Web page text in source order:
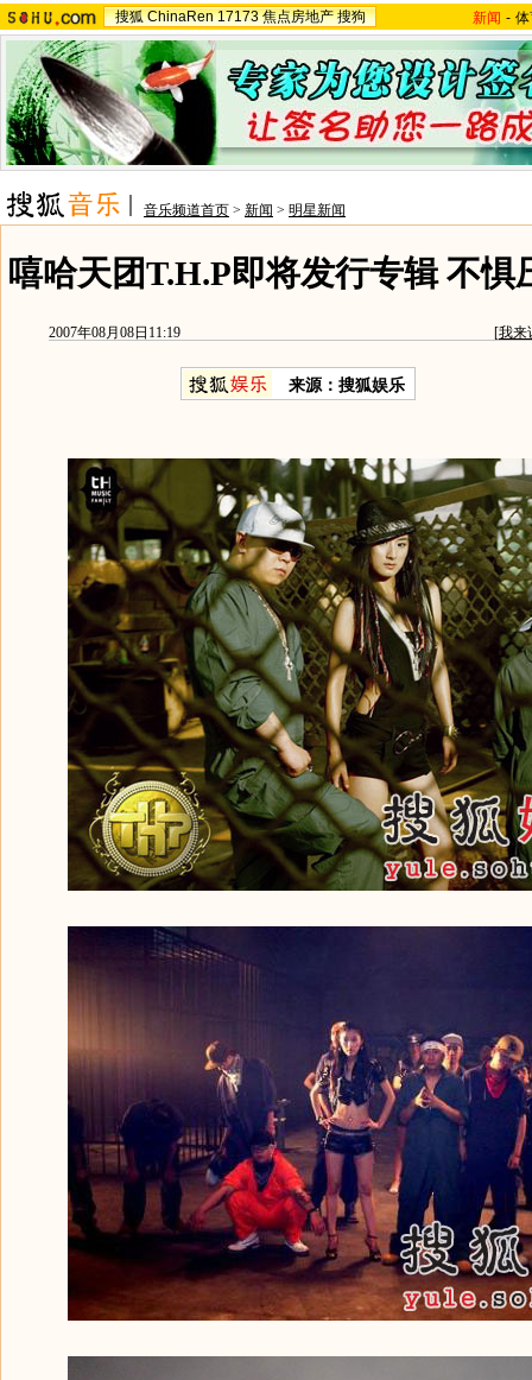
搜狐 ChinaRen 17173 焦点房地产 搜狗 新闻 -
音乐频道首页 > 新闻 > 明星新闻
嘻哈天团T.H.P即将发行专辑 不惧
2007年08月08日11:19 [我来
来源：搜狐娱乐